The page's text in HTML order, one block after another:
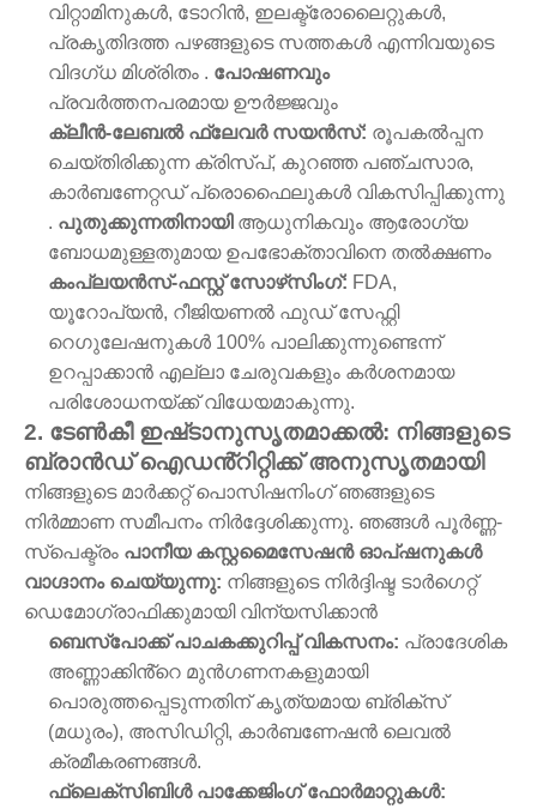
വിറ്റാമിനുകൾ, ടോറിൻ, ഇലക്ട്രോലൈറ്റുകൾ,
പ്രകൃതിദത്ത പഴങ്ങളുടെ സത്തകൾ എന്നിവയുടെ
വിദഗ്ധ മിശ്രിതം . പോഷണവും
പ്രവർത്തനപരമായ ഊർജ്ജവും
ക്ലീൻ-ലേബൽ ഫ്ലേവർ സയൻസ്: രൂപകൽപ്പന
ചെയ്‌തിരിക്കുന്ന ക്രിസ്പ്, കുറഞ്ഞ പഞ്ചസാര,
കാർബണേറ്റഡ് പ്രൊഫൈലുകൾ വികസിപ്പിക്കുന്നു
. പുതുക്കുന്നതിനായി ആധുനികവും ആരോഗ്യ
ബോധമുള്ളതുമായ ഉപഭോക്താവിനെ തൽക്ഷണം
കംപ്ലയൻസ്-ഫസ്റ്റ് സോഴ്‌സിംഗ്: FDA,
യൂറോപ്യൻ, റീജിയണൽ ഫുഡ് സേഫ്റ്റി
റെഗുലേഷനുകൾ 100% പാലിക്കുന്നുണ്ടെന്ന്
ഉറപ്പാക്കാൻ എല്ലാ ചേരുവകളും കർശനമായ
പരിശോധനയ്ക്ക് വിധേയമാകുന്നു.
2. ടേൺകീ ഇഷ്‌ടാനുസൃതമാക്കൽ: നിങ്ങളുടെ
ബ്രാൻഡ് ഐഡൻ്റിറ്റിക്ക് അനുസൃതമായി
നിങ്ങളുടെ മാർക്കറ്റ് പൊസിഷനിംഗ് ഞങ്ങളുടെ
നിർമ്മാണ സമീപനം നിർദ്ദേശിക്കുന്നു. ഞങ്ങൾ പൂർണ്ണ-
സ്പെക്ട്രം പാനീയ കസ്റ്റമൈസേഷൻ ഓപ്‌ഷനുകൾ
വാഗ്ദാനം ചെയ്യുന്നു: നിങ്ങളുടെ നിർദ്ദിഷ്ട ടാർഗെറ്റ്
ഡെമോഗ്രാഫിക്കുമായി വിന്യസിക്കാൻ
ബെസ്‌പോക്ക് പാചകക്കുറിപ്പ് വികസനം: പ്രാദേശിക
അണ്ണാക്കിൻ്റെ മുൻഗണനകളുമായി
പൊരുത്തപ്പെടുന്നതിന് കൃത്യമായ ബ്രിക്സ്
(മധുരം), അസിഡിറ്റി, കാർബണേഷൻ ലെവൽ
ക്രമീകരണങ്ങൾ.
ഫ്ലെക്സിബിൾ പാക്കേജിംഗ് ഫോർമാറ്റുകൾ: